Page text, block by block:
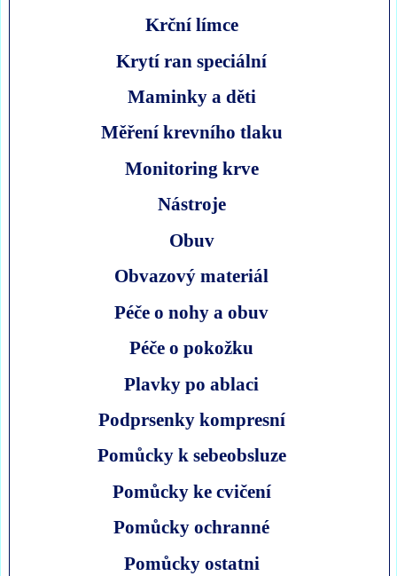
Krční límce
Krytí ran speciální
Maminky a děti
Měření krevního tlaku
Monitoring krve
Nástroje
Obuv
Obvazový materiál
Péče o nohy a obuv
Péče o pokožku
Plavky po ablaci
Podprsenky kompresní
Pomůcky k sebeobsluze
Pomůcky ke cvičení
Pomůcky ochranné
Pomůcky ostatni